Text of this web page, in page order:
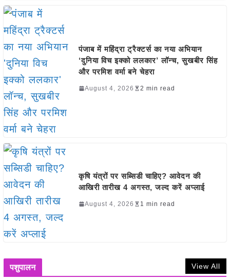
पंजाब में महिंद्रा ट्रैक्टर्स का नया अभियान
‘दुनिया विच इक्को ललकार’ लॉन्च, सुखबीर सिंह
और परमिश वर्मा बने चेहरा
August 4, 2026 2 min read
कृषि यंत्रों पर सब्सिडी चाहिए? आवेदन की
आखिरी तारीख 4 अगस्त, जल्द करें अप्लाई
August 4, 2026 1 min read
पशुपालन View All